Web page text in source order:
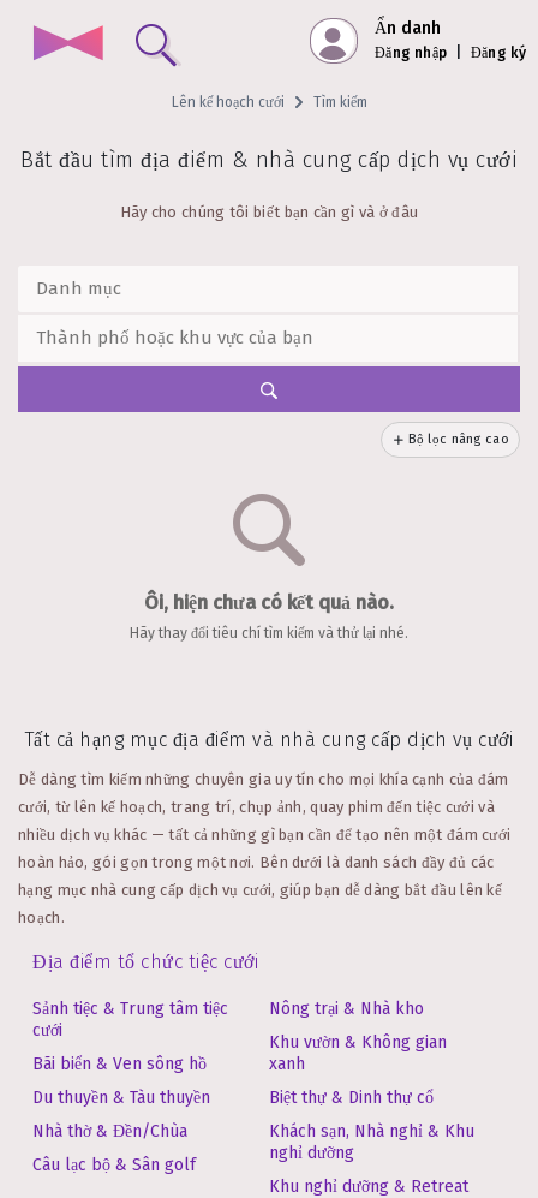
Ẩn danh
Đăng nhập Đăng ký
Lên kế hoạch cưới Tìm kiếm
Bắt đầu tìm địa điểm & nhà cung cấp dịch vụ cưới
Hãy cho chúng tôi biết bạn cần gì và ở đâu
Bộ lọc nâng cao
Ôi, hiện chưa có kết quả nào.
Hãy thay đổi tiêu chí tìm kiếm và thử lại nhé.
Tất cả hạng mục địa điểm và nhà cung cấp dịch vụ cưới
Dễ dàng tìm kiếm những chuyên gia uy tín cho mọi khía cạnh của đám
cưới, từ lên kế hoạch, trang trí, chụp ảnh, quay phim đến tiệc cưới và
nhiều dịch vụ khác — tất cả những gì bạn cần để tạo nên một đám cưới
hoàn hảo, gói gọn trong một nơi. Bên dưới là danh sách đầy đủ các
hạng mục nhà cung cấp dịch vụ cưới, giúp bạn dễ dàng bắt đầu lên kế
hoạch.
Địa điểm tổ chức tiệc cưới
Sảnh tiệc & Trung tâm tiệc
cưới
Bãi biển & Ven sông hồ
Du thuyền & Tàu thuyền
Nhà thờ & Đền/Chùa
Câu lạc bộ & Sân golf
Nông trại & Nhà kho
Khu vườn & Không gian
xanh
Biệt thự & Dinh thự cổ
Khách sạn, Nhà nghỉ & Khu
nghỉ dưỡng
Khu nghỉ dưỡng & Retreat